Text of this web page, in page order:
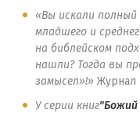
«Вы искали
младшего и
на библейском
нашли? Тогда вы
замысел»!» Журнал
У серии книг"Божий